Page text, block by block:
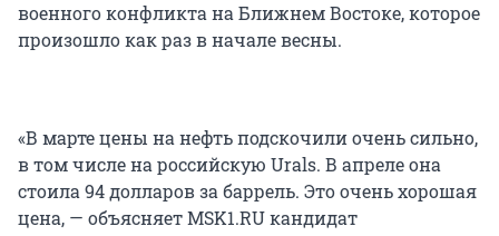
военного конфликта на Ближнем Востоке, которое
произошло как раз в начале весны.
«В марте цены на нефть подскочили очень сильно,
в том числе на российскую Urals. В апреле она
стоила 94 долларов за баррель. Это очень хорошая
цена, — объясняет MSK1.RU кандидат